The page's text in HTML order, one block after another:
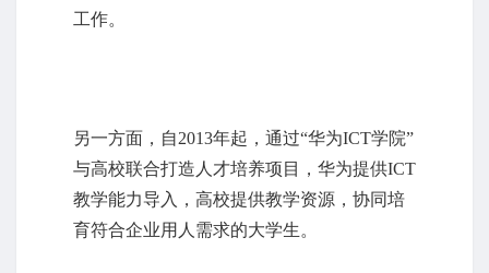
工作。
另一方面，自2013年起，通过“华为ICT学院”
与高校联合打造人才培养项目，华为提供ICT
教学能力导入，高校提供教学资源，协同培
育符合企业用人需求的大学生。